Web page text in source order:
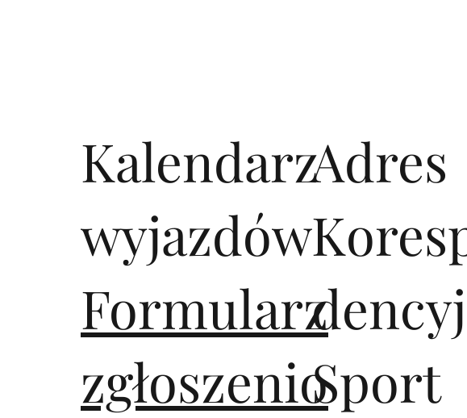
Kalendarz
wyjazdów
Formularz
zgłoszenio
Adres
Sport